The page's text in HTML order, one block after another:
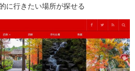
に行きたい場所が探せる